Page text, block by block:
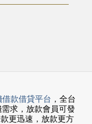
借款借貸平台 ，全台
求，放款會員可發
更迅速，放款更方